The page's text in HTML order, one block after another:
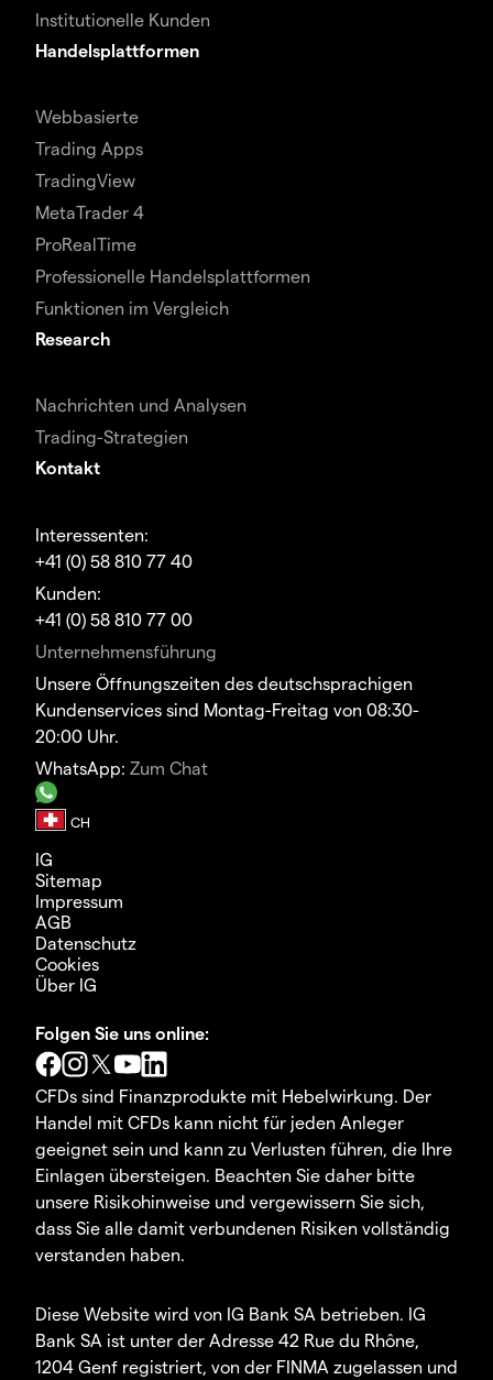
Institutionelle Kunden
Handelsplattformen
Webbasierte
Trading Apps
TradingView
MetaTrader 4
ProRealTime
Professionelle Handelsplattformen
Funktionen im Vergleich
Research
Nachrichten und Analysen
Trading-Strategien
Kontakt
Interessenten:
+41 (0) 58 810 77 40
Kunden:
+41 (0) 58 810 77 00
Unternehmensführung
Unsere Öffnungszeiten des deutschsprachigen
Kundenservices sind Montag-Freitag von 08:30-
20:00 Uhr.
WhatsApp: Zum Chat
IG
Sitemap
Impressum
AGB
Datenschutz
Cookies
Über IG
Folgen Sie uns online:
CFDs sind Finanzprodukte mit Hebelwirkung. Der
Handel mit CFDs kann nicht für jeden Anleger
geeignet sein und kann zu Verlusten führen, die Ihre
Einlagen übersteigen. Beachten Sie daher bitte
unsere Risikohinweise und vergewissern Sie sich,
dass Sie alle damit verbundenen Risiken vollständig
verstanden haben.
Diese Website wird von IG Bank SA betrieben. IG
Bank SA ist unter der Adresse 42 Rue du Rhône,
1204 Genf registriert, von der FINMA zugelassen und